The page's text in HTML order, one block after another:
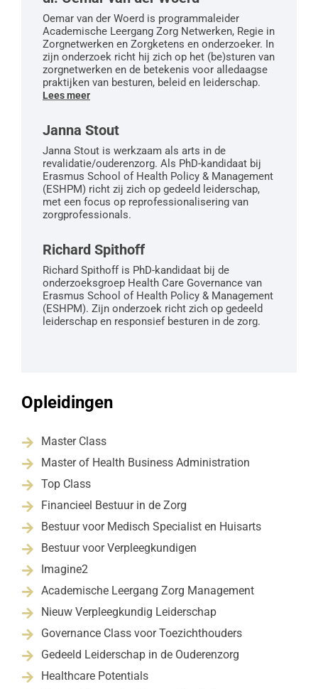
Oemar van der Woerd is programmaleider
Academische Leergang Zorg Netwerken, Regie in
Zorgnetwerken en Zorgketens en onderzoeker. In
zijn onderzoek richt hij zich op het (be)sturen van
zorgnetwerken en de betekenis voor alledaagse
praktijken van besturen, beleid en leiderschap.
Lees meer
Janna Stout
Janna Stout is werkzaam als arts in de
revalidatie/ouderenzorg. Als PhD-kandidaat bij
Erasmus School of Health Policy & Management
(ESHPM) richt zij zich op gedeeld leiderschap,
met een focus op reprofessionalisering van
zorgprofessionals.
Richard Spithoff
Richard Spithoff is PhD-kandidaat bij de
onderzoeksgroep Health Care Governance van
Erasmus School of Health Policy & Management
(ESHPM). Zijn onderzoek richt zich op gedeeld
leiderschap en responsief besturen in de zorg.
Opleidingen
 Master Class
 Master of Health Business Administration
 Top Class
 Financieel Bestuur in de Zorg
 Bestuur voor Medisch Specialist en Huisarts
 Bestuur voor Verpleegkundigen
 Imagine2
 Academische Leergang Zorg Management
 Nieuw Verpleegkundig Leiderschap
 Governance Class voor Toezichthouders
 Gedeeld Leiderschap in de Ouderenzorg
 Healthcare Potentials